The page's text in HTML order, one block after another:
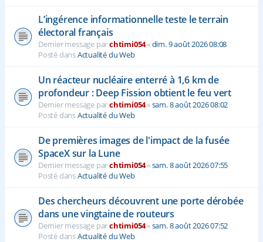
L’ingérence informationnelle teste le terrain
électoral français
Dernier message parchtimi054«dim. 9 août 2026 08:08
Posté dansActualité du Web
Un réacteur nucléaire enterré à 1,6 km de
profondeur : Deep Fission obtient le feu vert
Dernier message parchtimi054«sam. 8 août 2026 08:02
Posté dansActualité du Web
De premières images de l'impact de la fusée
SpaceX sur la Lune
Dernier message parchtimi054«sam. 8 août 2026 07:55
Posté dansActualité du Web
Des chercheurs découvrent une porte dérobée
dans une vingtaine de routeurs
Dernier message parchtimi054«sam. 8 août 2026 07:52
Posté dansActualité du Web